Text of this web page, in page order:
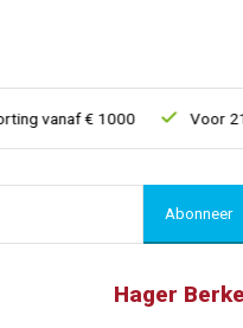
€ 1000 Voor 21u
Abonneer
Hager